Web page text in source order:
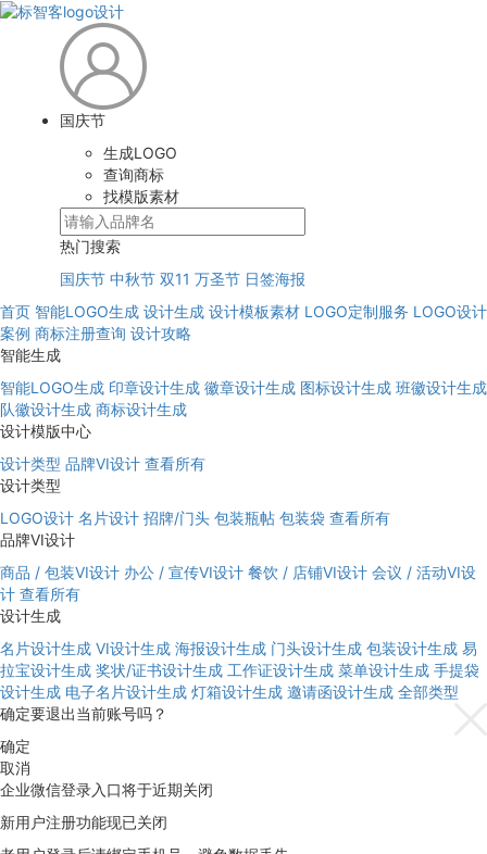
国庆节
生成LOGO
查询商标
找模版素材
热门搜索
国庆节 中秋节 双11 万圣节 日签海报
首页 智能LOGO生成 设计生成 设计模板素材 LOGO定制服务 LOGO设计
案例 商标注册查询 设计攻略
智能生成
智能LOGO生成 印章设计生成 徽章设计生成 图标设计生成 班徽设计生成
队徽设计生成 商标设计生成
设计模版中心
设计类型 品牌VI设计 查看所有
设计类型
LOGO设计 名片设计 招牌/门头 包装瓶帖 包装袋 查看所有
品牌VI设计
商品 / 包装VI设计 办公 / 宣传VI设计 餐饮 / 店铺VI设计 会议 / 活动VI设
计 查看所有
设计生成
名片设计生成 VI设计生成 海报设计生成 门头设计生成 包装设计生成 易
拉宝设计生成 奖状/证书设计生成 工作证设计生成 菜单设计生成 手提袋
设计生成 电子名片设计生成 灯箱设计生成 邀请函设计生成 全部类型
确定要退出当前账号吗？
确定
取消
企业微信登录入口将于近期关闭
新用户注册功能现已关闭